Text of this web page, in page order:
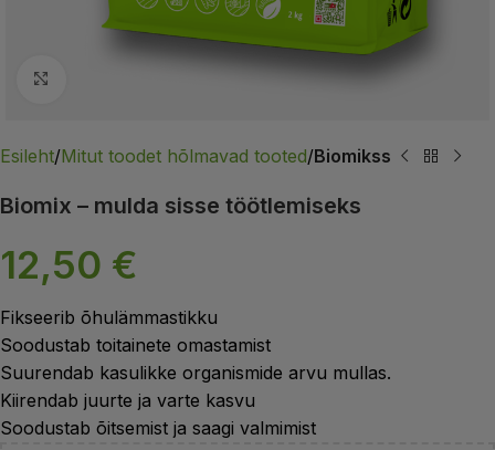
Esileht Mitut toodet hõlmavad tooted Biomikss
Biomix – mulda sisse töötlemiseks
12,50 €
Fikseerib õhulämmastikku
Soodustab toitainete omastamist
Suurendab kasulikke organismide arvu mullas.
Kiirendab juurte ja varte kasvu
Soodustab õitsemist ja saagi valmimist